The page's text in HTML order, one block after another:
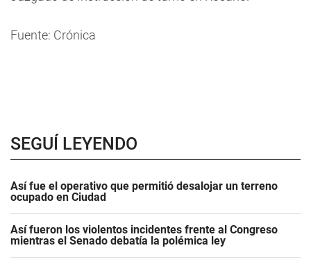
Fuente: Crónica
SEGUÍ LEYENDO
Así fue el operativo que permitió desalojar un terreno
ocupado en Ciudad
Así fueron los violentos incidentes frente al Congreso
mientras el Senado debatía la polémica ley